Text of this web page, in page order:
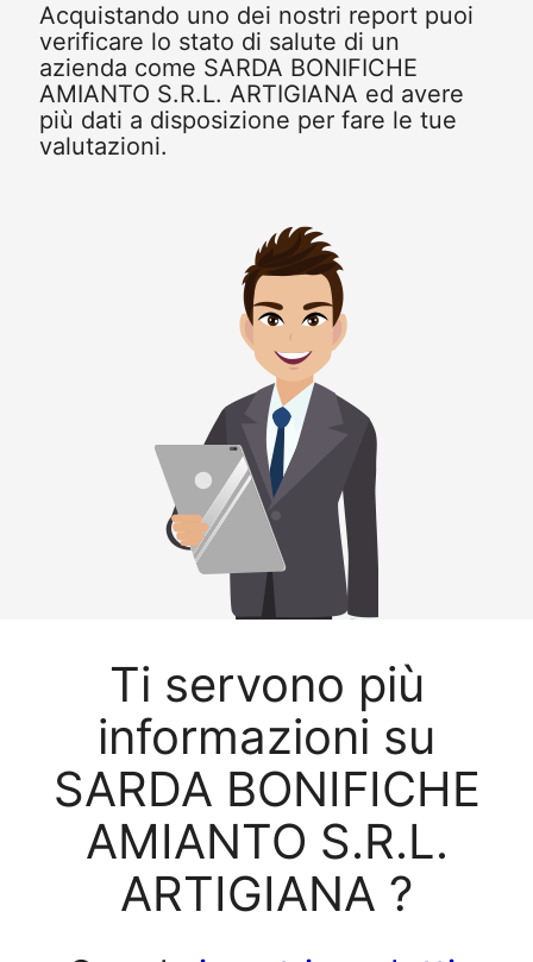
Acquistando uno dei nostri report puoi
verificare lo stato di salute di un
azienda come SARDA BONIFICHE
AMIANTO S.R.L. ARTIGIANA ed avere
più dati a disposizione per fare le tue
valutazioni.
Ti servono più
informazioni su
SARDA BONIFICHE
AMIANTO S.R.L.
ARTIGIANA ?